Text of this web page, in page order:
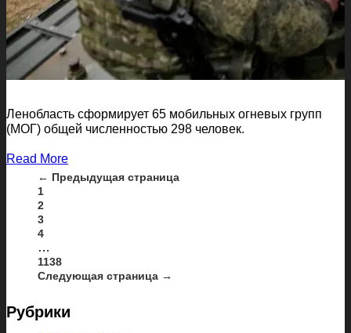
Ленобласть сформирует 65 мобильных огневых групп
(МОГ) общей численностью 298 человек.
Read More
← Предыдущая страница
1
2
3
4
…
1138
Следующая страница →
Рубрики